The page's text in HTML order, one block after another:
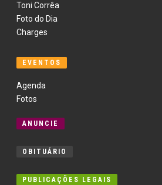
Toni Corrêa
Foto do Dia
Charges
EVENTOS
Agenda
Fotos
ANUNCIE
OBITUÁRIO
PUBLICAÇÕES LEGAIS